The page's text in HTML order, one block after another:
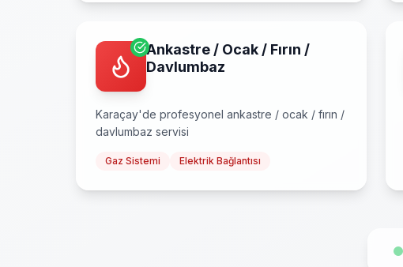
Ankastre / Ocak / Fırın /
Davlumbaz
Karaçay'de profesyonel ankastre / ocak / fırın /
davlumbaz servisi
Gaz Sistemi Elektrik Bağlantısı